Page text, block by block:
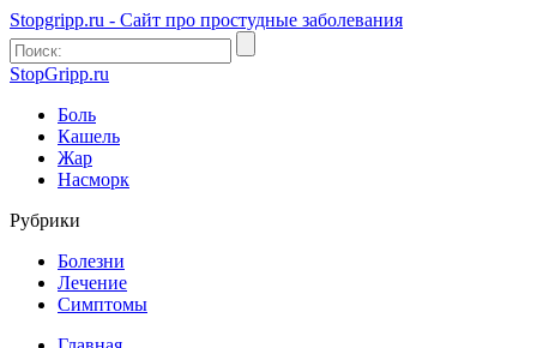
Stopgripp.ru - Cайт про простудные заболевания
StopGripp.ru
Боль
Кашель
Жар
Насморк
Рубрики
Болезни
Лечение
Симптомы